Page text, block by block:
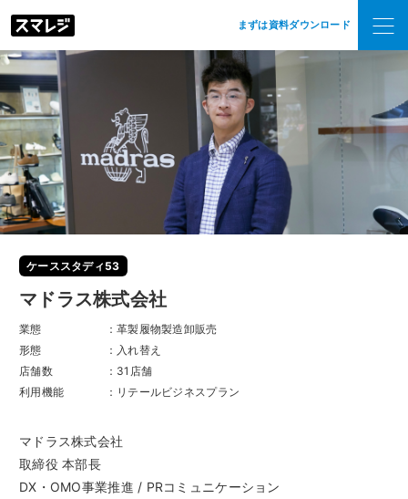
まずは資料ダウンロード
ケーススタディ53
マドラス株式会社
業態
：革製履物製造卸販売
形態
：入れ替え
店舗数
：31店舗
利用機能
：リテールビジネスプラン
マドラス株式会社
取締役 本部長
DX・OMO事業推進 / PRコミュニケーション